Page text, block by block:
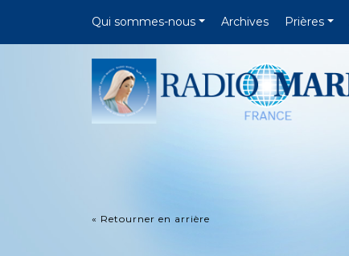
Qui sommes-nous Archives Prières
« Retourner en arrière